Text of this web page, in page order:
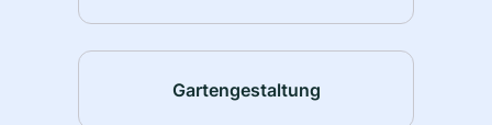
Gartengestaltung